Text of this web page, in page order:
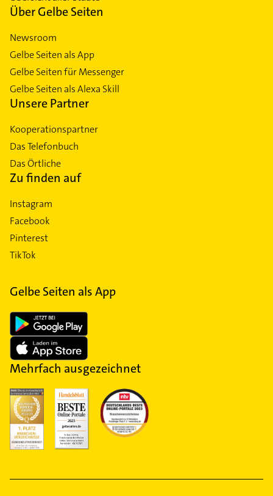
Über Gelbe Seiten
Newsroom
Gelbe Seiten als App
Gelbe Seiten für Messenger
Gelbe Seiten als Alexa Skill
Unsere Partner
Kooperationspartner
Das Telefonbuch
Das Örtliche
Zu finden auf
Instagram
Facebook
Pinterest
TikTok
Gelbe Seiten als App
Mehrfach ausgezeichnet